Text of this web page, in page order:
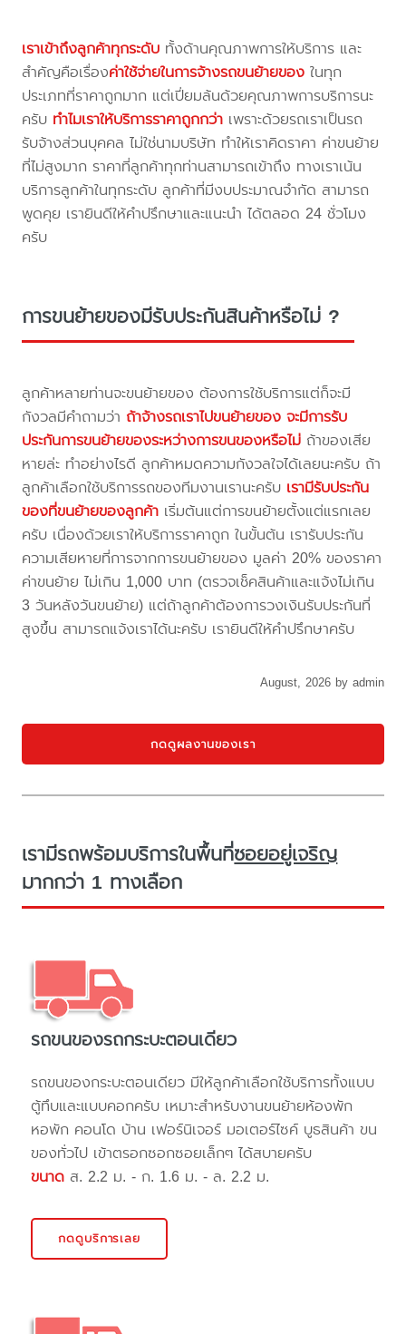
เราเข้าถึงลูกค้าทุกระดับ ทั้งด้านคุณภาพการให้บริการ และ
สำคัญคือเรื่องค่าใช้จ่ายในการจ้างรถขนย้ายของ ในทุก
ประเภทที่ราคาถูกมาก แต่เปี่ยมล้นด้วยคุณภาพการบริการนะ
ครับ ทำไมเราให้บริการราคาถูกกว่า เพราะด้วยรถเราเป็นรถ
รับจ้างส่วนบุคคล ไม่ใช่นามบริษัท ทำให้เราคิดราคา ค่าขนย้าย
ที่ไม่สูงมาก ราคาที่ลูกค้าทุกท่านสามารถเข้าถึง ทางเราเน้น
บริการลูกค้าในทุกระดับ ลูกค้าที่มีงบประมาณจำกัด สามารถ
พูดคุย เรายินดีให้คำปรึกษาและแนะนำ ได้ตลอด 24 ชั่วโมง
ครับ
การขนย้ายของมีรับประกันสินค้าหรือไม่ ?
ลูกค้าหลายท่านจะขนย้ายของ ต้องการใช้บริการแต่ก็จะมี
กังวลมีคำถามว่า ถ้าจ้างรถเราไปขนย้ายของ จะมีการรับ
ประกันการขนย้ายของระหว่างการขนของหรือไม่ ถ้าของเสีย
หายล่ะ ทำอย่างไรดี ลูกค้าหมดความกังวลใจได้เลยนะครับ ถ้า
ลูกค้าเลือกใช้บริการรถของทีมงานเรานะครับ เรามีรับประกัน
ของที่ขนย้ายของลูกค้า เริ่มต้นแต่การขนย้ายตั้งแต่แรกเลย
ครับ เนื่องด้วยเราให้บริการราคาถูก ในขั้นต้น เรารับประกัน
ความเสียหายที่การจากการขนย้ายของ มูลค่า 20% ของราคา
ค่าขนย้าย ไม่เกิน 1,000 บาท (ตรวจเช็คสินค้าและแจ้งไม่เกิน
3 วันหลังวันขนย้าย) แต่ถ้าลูกค้าต้องการวงเงินรับประกันที่
สูงขึ้น สามารถแจ้งเราได้นะครับ เรายินดีให้คำปรึกษาครับ
August, 2026 by admin
กดดูผลงานของเรา
เรามีรถพร้อมบริการในพื้นที่ซอยอยู่เจริญ
มากกว่า 1 ทางเลือก
รถขนของรถกระบะตอนเดียว
รถขนของกระบะตอนเดียว มีให้ลูกค้าเลือกใช้บริการทั้งแบบ
ตู้ทึบและแบบคอกครับ เหมาะสำหรับงานขนย้ายห้องพัก
หอพัก คอนโด บ้าน เฟอร์นิเจอร์ มอเตอร์ไซค์ บูธสินค้า ขน
ของทั่วไป เข้าตรอกซอกซอยเล็กๆ ได้สบายครับ
ขนาด ส. 2.2 ม. - ก. 1.6 ม. - ล. 2.2 ม.
กดดูบริการเลย